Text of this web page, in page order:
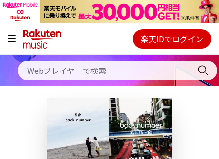
キャンペーン
料金プラン
使い方
初回30日間無料お試し
Webプレイヤー
ご契約内容の確認・変更
楽天IDでログイン